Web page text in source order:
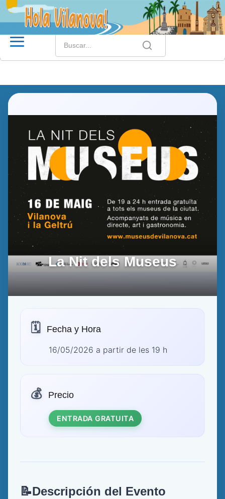
La Nit dels Museus
🗓️ Fecha y Hora
16/05/2026 a partir de les 19 h
💰 Precio
ENTRADA GRATUITA
📝Descripción del Evento